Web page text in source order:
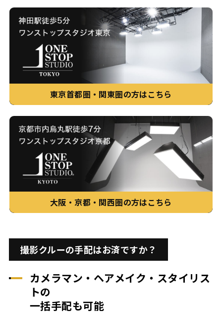
東京首都圏・関東圏の方はこちら
大阪・京都・関西圏の方はこちら
撮影クルーの手配はお済ですか？
カメラマン・ヘアメイク・スタイリス
トの
一括手配も可能